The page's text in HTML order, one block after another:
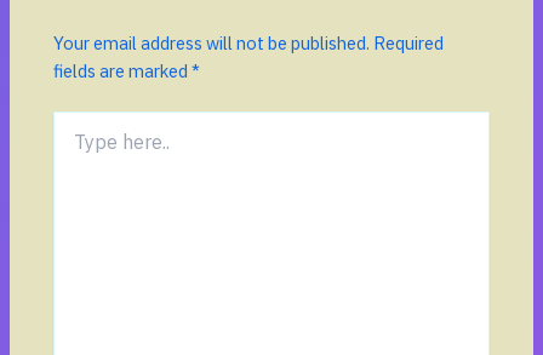
Your email address will not be published. Required
fields are marked*
here..